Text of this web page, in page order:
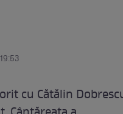
cu Cătălin